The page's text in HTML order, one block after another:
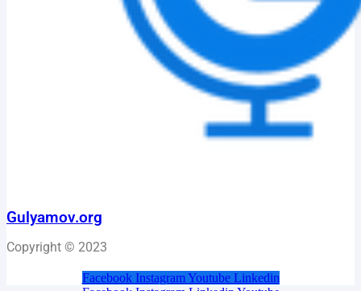
Gulyamov.org
Copyright © 2023
Facebook Instagram Youtube Linkedin